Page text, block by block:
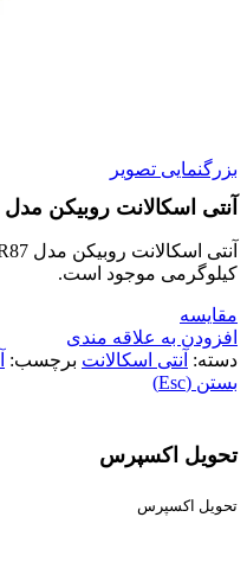
بزرگنمایی تصویر
آنتی اسکالانت روبیکن مدل R87 گالن ۲50 کیلوگرمی
کیلوگرمی موجود است.
مقایسه
افزودن به علاقه مندی
دسته: آنتی اسکالانت برچسب:
بستن (Esc)
تحویل اکسپرس
تحویل اکسپرس